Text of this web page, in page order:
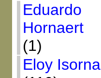
Eduardo
Hornaert
(1)
Eloy Isorna